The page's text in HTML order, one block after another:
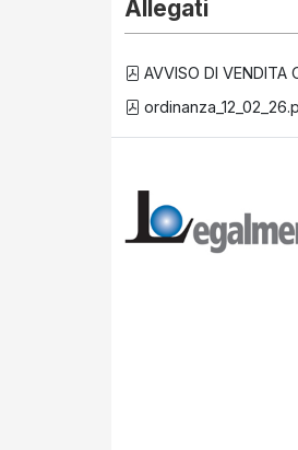
Allegati
AVVISO DI VENDITA